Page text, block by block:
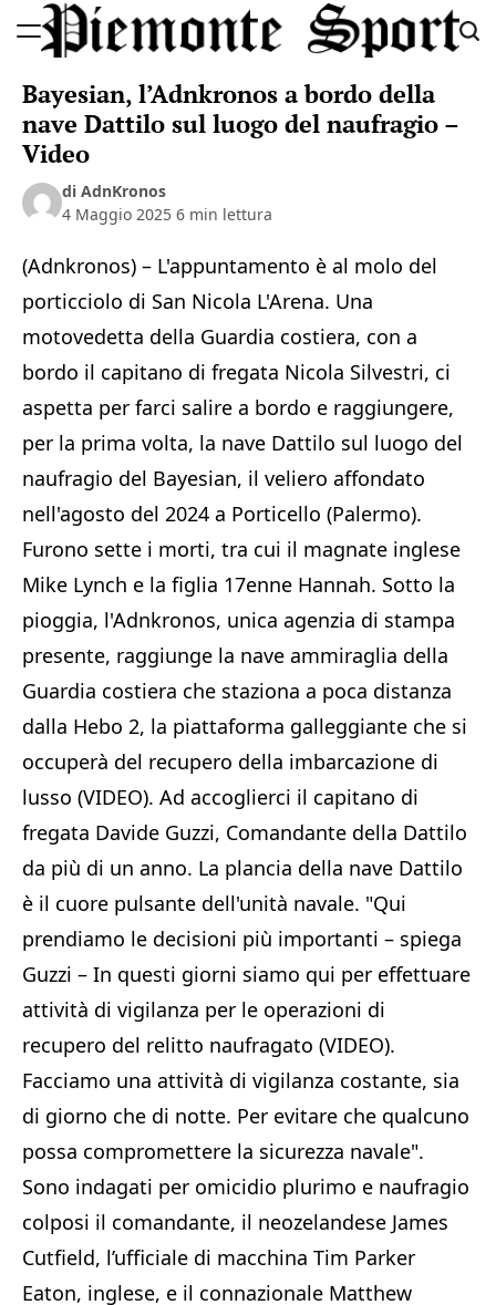
to
Sport
Bayesian, l’Adnkronos a bordo della
nave Dattilo sul luogo del naufragio –
Video
di AdnKronos
4 Maggio 2025 6 min lettura
(Adnkronos) – L'appuntamento è al molo del
porticciolo di San Nicola L'Arena. Una
motovedetta della Guardia costiera, con a
bordo il capitano di fregata Nicola Silvestri, ci
aspetta per farci salire a bordo e raggiungere,
per la prima volta, la nave Dattilo sul luogo del
naufragio del Bayesian, il veliero affondato
nell'agosto del 2024 a Porticello (Palermo).
Furono sette i morti, tra cui il magnate inglese
Mike Lynch e la figlia 17enne Hannah. Sotto la
pioggia, l'Adnkronos, unica agenzia di stampa
presente, raggiunge la nave ammiraglia della
Guardia costiera che staziona a poca distanza
dalla Hebo 2, la piattaforma galleggiante che si
occuperà del recupero della imbarcazione di
lusso (VIDEO). Ad accoglierci il capitano di
fregata Davide Guzzi, Comandante della Dattilo
da più di un anno. La plancia della nave Dattilo
è il cuore pulsante dell'unità navale. "Qui
prendiamo le decisioni più importanti – spiega
Guzzi – In questi giorni siamo qui per effettuare
attività di vigilanza per le operazioni di
recupero del relitto naufragato (VIDEO).
Facciamo una attività di vigilanza costante, sia
di giorno che di notte. Per evitare che qualcuno
possa compromettere la sicurezza navale".
Sono indagati per omicidio plurimo e naufragio
colposi il comandante, il neozelandese James
Cutfield, l’ufficiale di macchina Tim Parker
Eaton, inglese, e il connazionale Matthew